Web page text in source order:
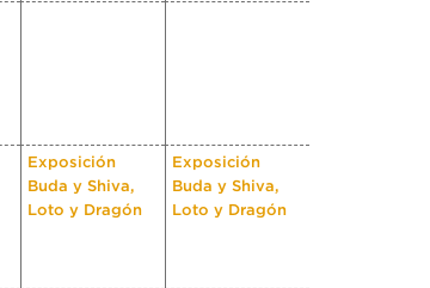
Exposición
Buda y Shiva,
Loto y Dragón
Exposición
Buda y Shiva,
Loto y Dragón